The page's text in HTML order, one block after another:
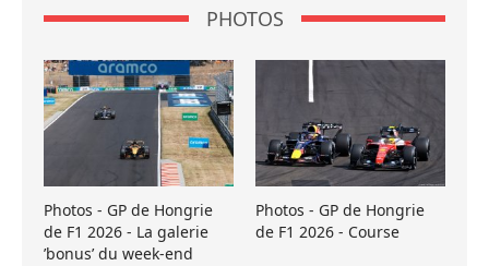
PHOTOS
Photos - GP de Hongrie
de F1 2026 - La galerie
’bonus’ du week-end
Photos - GP de Hongrie
de F1 2026 - Course